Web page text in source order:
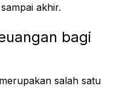
akhir.
bagi
salah satu